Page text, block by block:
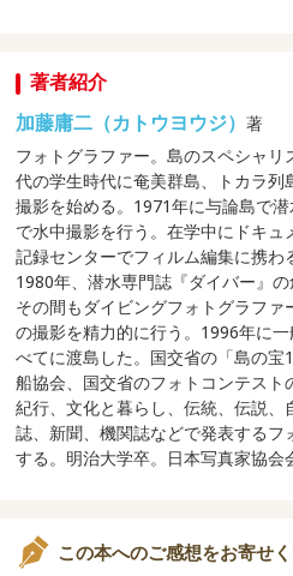
著者紹介
加藤庸二（カトウヨウジ）著
フォトグラファー。島のスペシャ
代の学生時代に奄美群島、トカラ
撮影を始める。1971年に与論島で
で水中撮影を行う。在学中にドキ
記録センターでフィルム編集に携
1980年、潜水専門誌『ダイバー』の
その間もダイビングフォトグラファ
の撮影を精力的に行う。1996年に
べてに渡島した。国交省の「島の
船協会、国交省のフォトコンテスト
紀行、文化と暮らし、伝統、伝説
誌、新聞、機関誌などで発表する
する。明治大学卒。日本写真家協会
この本へのご感想をお寄せ